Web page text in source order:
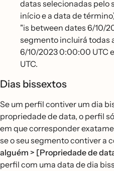
datas selecionadas pelo
início e a data de
"is between dates 6/10/
segmento incluirá todas
6/10/2023 0:00:00 UTC
UTC.
Dias bissextos
Se um perfil contiver um dia
propriedade de data, o perfil
em que corresponder
se o seu segmento contiver a
alguém > [Propriedade de
perfil com uma data de dia